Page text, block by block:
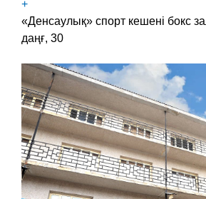
+
«Денсаулық» спорт кешені бокс
даңғ, 30